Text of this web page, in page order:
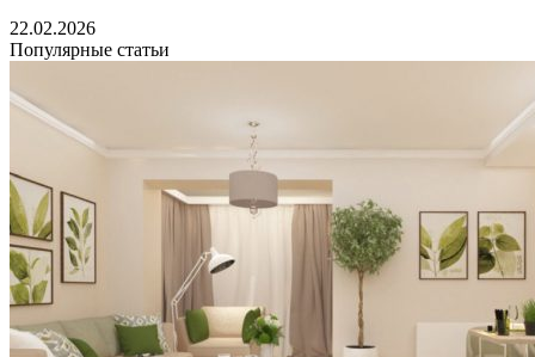
22.02.2026
Популярные статьи